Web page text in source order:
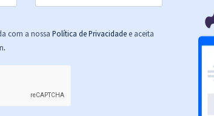
com a nossa Política de Privacidade e aceita
.